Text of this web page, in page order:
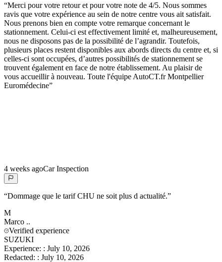
“Merci pour votre retour et pour votre note de 4/5. Nous sommes
ravis que votre expérience au sein de notre centre vous ait satisfait.
Nous prenons bien en compte votre remarque concernant le
stationnement. Celui-ci est effectivement limité et, malheureusement,
nous ne disposons pas de la possibilité de l’agrandir. Toutefois,
plusieurs places restent disponibles aux abords directs du centre et, si
celles-ci sont occupées, d’autres possibilités de stationnement se
trouvent également en face de notre établissement. Au plaisir de
vous accueillir à nouveau. Toute l'équipe AutoCT.fr Montpellier
Euromédecine”
4 weeks agoCar Inspection
“Dommage que le tarif CHU ne soit plus d actualité.”
M
Marco ..
Verified experience
SUZUKI
Experience: : July 10, 2026
Redacted: : July 10, 2026